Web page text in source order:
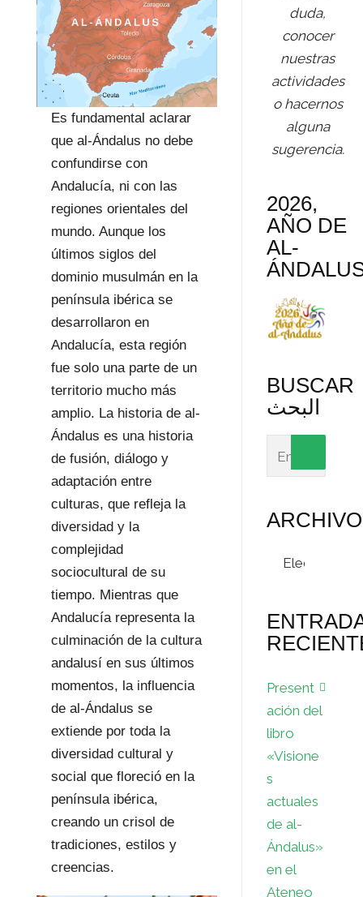
Es fundamental aclarar
que al-Ándalus no debe
confundirse con
Andalucía, ni con las
regiones orientales del
mundo. Aunque los
últimos siglos del
dominio musulmán en la
península ibérica se
desarrollaron en
Andalucía, esta región
fue solo una parte de un
territorio mucho más
amplio. La historia de al-
Ándalus es una historia
de fusión, diálogo y
adaptación entre
culturas, que refleja la
diversidad y la
complejidad
sociocultural de su
tiempo. Mientras que
Andalucía representa la
culminación de la cultura
andalusí en sus últimos
momentos, la influencia
de al-Ándalus se
extiende por toda la
diversidad cultural y
social que floreció en la
península ibérica,
creando un crisol de
tradiciones, estilos y
creencias.
duda,
conocer
nuestras
actividades
o hacernos
alguna
sugerencia.
2026,
AÑO DE
AL-
BUSCAR
البحث
Present
ación del
libro
«Visione
s
actuales
de al-
Ándalus»
en el
Ateneo